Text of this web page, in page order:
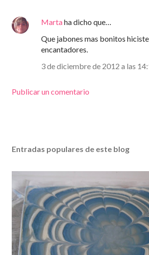
Martaha dicho que…
Que jabones mas bonitos
encantadores.
3 de diciembre de 2012 a las
Publicar un comentario
Entradas populares de este blog